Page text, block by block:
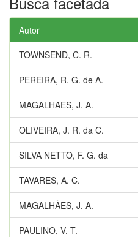
Autor
TOWNSEND, C. R.
PEREIRA, R. G. de A.
MAGALHAES, J. A.
OLIVEIRA, J. R. da C.
SILVA NETTO, F. G. da
TAVARES, A. C.
MAGALHÃES, J. A.
PAULINO, V. T.